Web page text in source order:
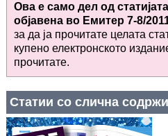
Ова е само дел од
објавена во Емитер 7-8/
за да ја прочитате целата
купено електронското
прочитате.
Статии со слична